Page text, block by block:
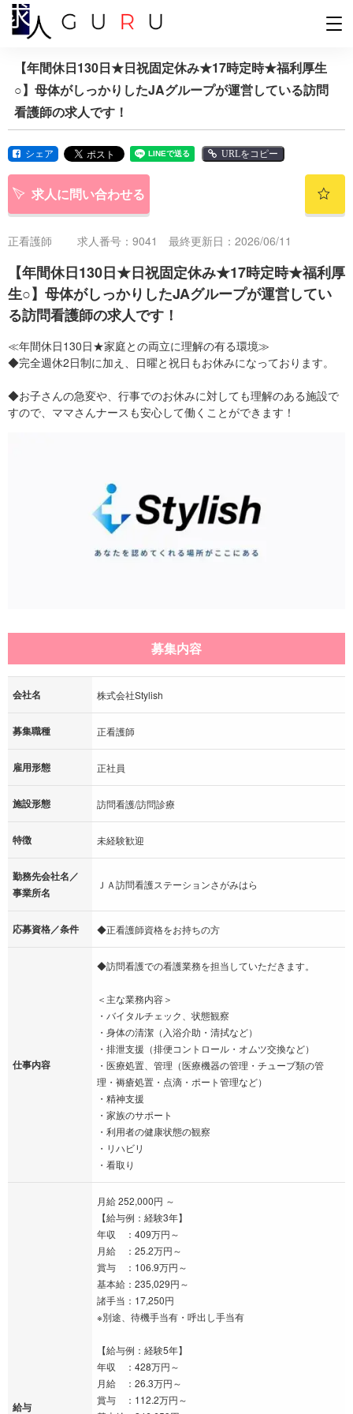
【年間休日130日★日祝固定休み★17時定時★福利厚生
○】母体がしっかりしたJAグループが運営している訪問
看護師の求人です！
シェア URLをコピー
求人に問い合わせる
正看護師 求人番号：9041 最終更新日：2026/06/11
【年間休日130日★日祝固定休み★17時定時★福利厚
生○】母体がしっかりしたJAグループが運営してい
る訪問看護師の求人です！
≪年間休日130日★家庭との両立に理解の有る環境≫
◆完全週休2日制に加え、日曜と祝日もお休みになっております。
◆お子さんの急変や、行事でのお休みに対しても理解のある施設で
すので、ママさんナースも安心して働くことができます！
募集内容
会社名 株式会社Stylish
募集職種 正看護師
雇用形態 正社員
施設形態 訪問看護/訪問診療
特徴 未経験歓迎
勤務先会社名／
事業所名
ＪＡ訪問看護ステーションさがみはら
応募資格／条件 ◆正看護師資格をお持ちの方
仕事内容
◆訪問看護での看護業務を担当していただきます。
＜主な業務内容＞
・バイタルチェック、状態観察
・身体の清潔（入浴介助・清拭など）
・排泄支援（排便コントロール・オムツ交換など）
・医療処置、管理（医療機器の管理・チューブ類の管
理・褥瘡処置・点滴・ポート管理など）
・精神支援
・家族のサポート
・利用者の健康状態の観察
・リハビリ
・看取り
給与
月給 252,000円 ～
【給与例：経験3年】
年収 ：409万円～
月給 ：25.2万円～
賞与 ：106.9万円～
基本給：235,029円～
諸手当：17,250円
※別途、待機手当有・呼出し手当有
【給与例：経験5年】
年収 ：428万円～
月給 ：26.3万円～
賞与 ：112.2万円～